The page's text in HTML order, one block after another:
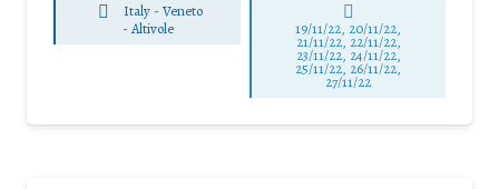
Italy - Veneto
- Altivole 19/11/22, 20/11/22,
21/11/22, 22/11/22,
23/11/22, 24/11/22,
25/11/22, 26/11/22,
27/11/22